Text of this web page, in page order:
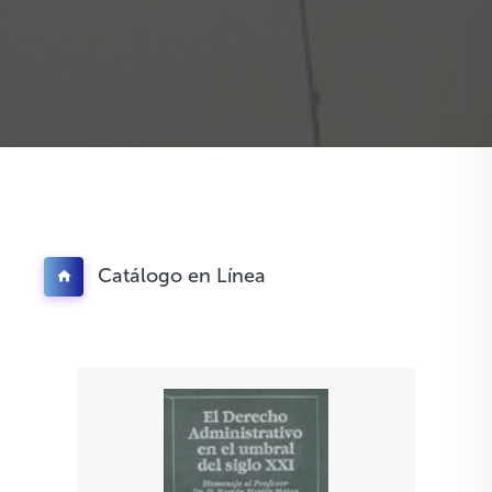
Catálogo en Línea